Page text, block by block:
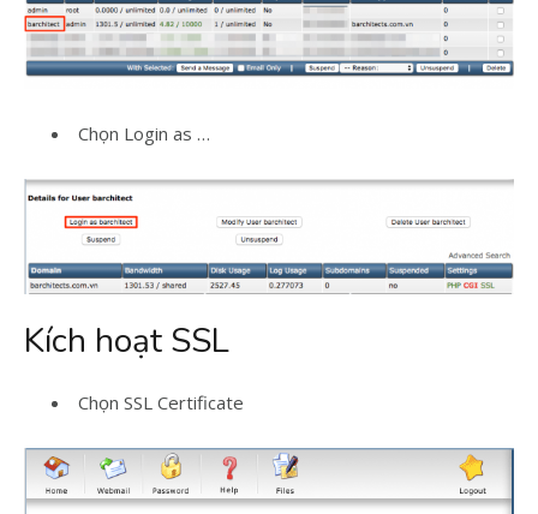
Chọn Login as …
Kích hoạt SSL
Chọn SSL Certificate